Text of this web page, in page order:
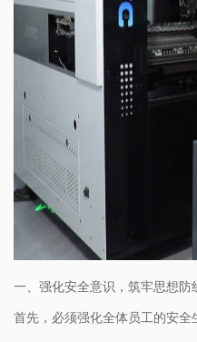
一、强化安全意识，筑牢思想防
首先，必须强化全体员工的安